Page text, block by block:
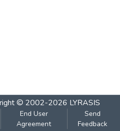
© 2002-2026 LYRASIS
End User
Agreement
Send
Feedback